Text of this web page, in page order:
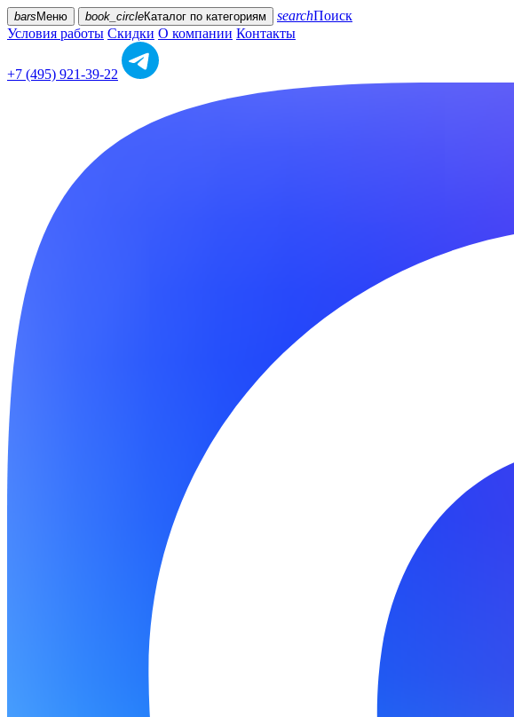
bars Меню book_circleКаталог по категориям searchПоиск
Условия работы Скидки О компании Контакты
+7 (495) 921-39-22